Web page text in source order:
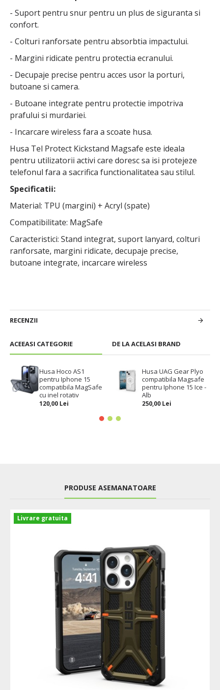
ACEEASI CATEGORIE DE LA ACELASI BRAND
Husa Hoco AS1
pentru Iphone 15
compatibila MagSafe
cu inel rotativ
120,00 Lei
Husa UAG Gear Plyo
compatibila Magsafe
pentru Iphone 15 Ice -
Alb
250,00 Lei
- Suport pentru snur pentru un plus de siguranta si
confort.
- Colturi ranforsate pentru absorbtia impactului.
- Margini ridicate pentru protectia ecranului.
- Decupaje precise pentru acces usor la porturi,
butoane si camera.
- Butoane integrate pentru protectie impotriva
prafului si murdariei.
- Incarcare wireless fara a scoate husa.
Husa Tel Protect Kickstand Magsafe este ideala
pentru utilizatorii activi care doresc sa isi protejeze
telefonul fara a sacrifica functionalitatea sau stilul.
Specificatii:
Material: TPU (margini) + Acryl (spate)
Compatibilitate: MagSafe
Caracteristici: Stand integrat, suport lanyard, colturi
ranforsate, margini ridicate, decupaje precise,
butoane integrate, incarcare wireless
RECENZII
PRODUSE ASEMANATOARE
Livrare gratuita